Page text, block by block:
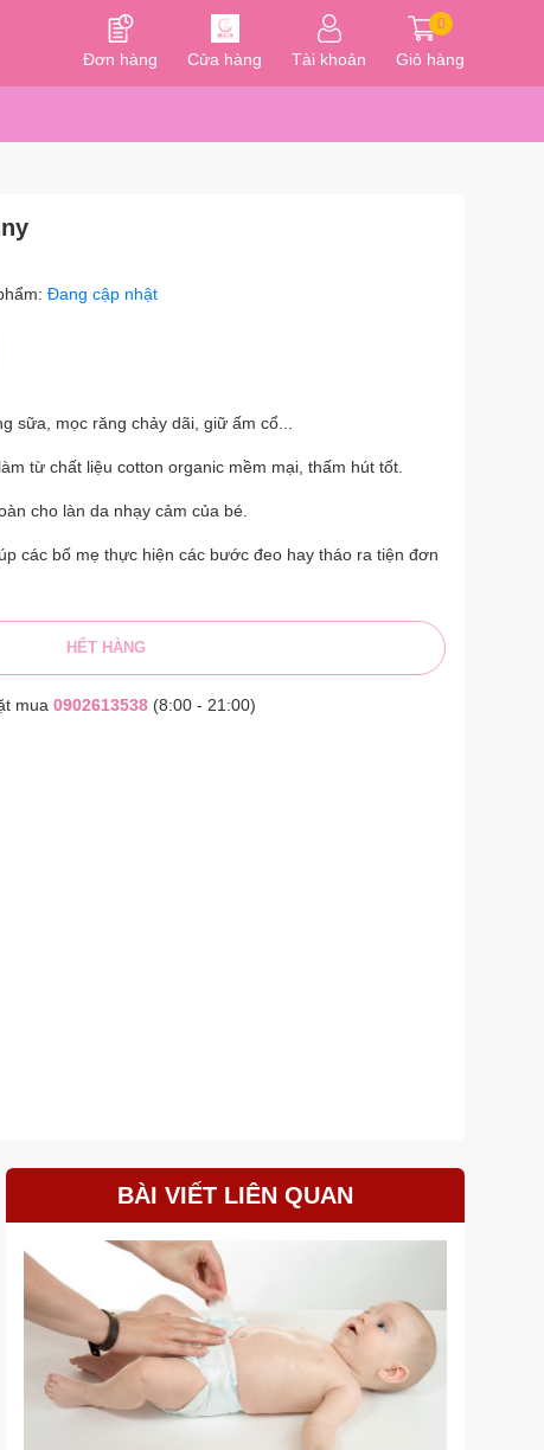
Đơn hàng Cửa hàng Tài khoản
0
Giỏ hàng
Đang cập nhật
sữa, mọc răng chảy dãi, giữ ấm cổ...
từ chất liệu cotton organic mềm mại, thấm hút tốt.
cho làn da nhạy cảm của bé.
các bố mẹ thực hiện các bước đeo hay tháo ra tiện đơn
HẾT HÀNG
mua 0902613538 (8:00 - 21:00)
BÀI VIẾT LIÊN QUAN